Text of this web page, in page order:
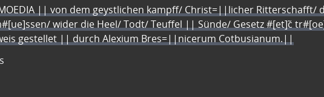
|| von dem geystlichen kampff/ Christ=||licher Ritterschafft/
wider die Heel/ Todt/ Teuffel || Sünde/ Gesetz #[et]c̃
gestellet || durch Alexium Bres=||nicerum Cotbusianum.||